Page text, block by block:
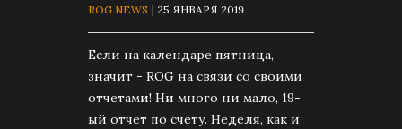
ROG NEWS | 25 ЯНВАРЯ 2019
Если на календаре пятница,
значит - ROG на связи со своими
отчетами! Ни много ни мало, 19-
ый отчет по счету. Неделя, как и